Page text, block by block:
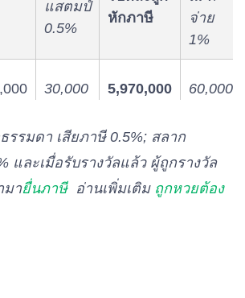
แสตมป์
0.5%
หักภาษี
จ่าย
1%
30,000 5,970,000 60,000
20 3,980 40
รรมดา เสียภาษี 0.5%; สลาก
และเมื่อรับรางวัลแล้ว ผู้ถูกรางวัล
มายื่นภาษีอ่านเพิ่มเติม ถูกหวยต้อง